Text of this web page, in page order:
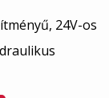
24V-os